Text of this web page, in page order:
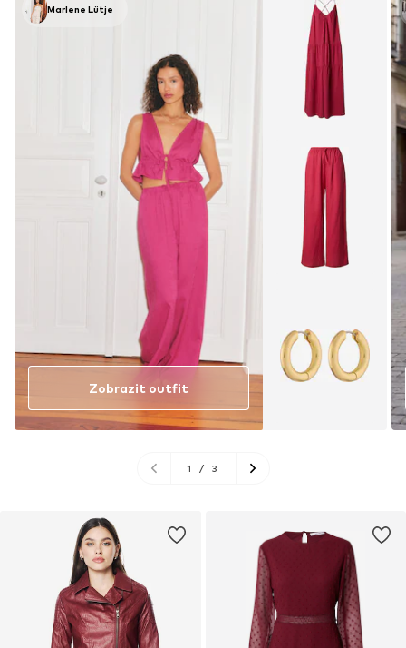
Marlene Lütje
Zobrazit outfit
1 / 3